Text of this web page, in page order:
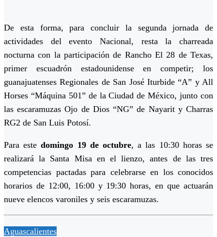
De esta forma, para concluir la segunda jornada de
actividades del evento Nacional, resta la charreada
nocturna con la participación de Rancho El 28 de Texas,
primer escuadrón estadounidense en competir; los
guanajuatenses Regionales de San José Iturbide “A” y All
Horses “Máquina 501” de la Ciudad de México, junto con
las escaramuzas Ojo de Dios “NG” de Nayarit y Charras
RG2 de San Luis Potosí.
Para estedomingo 19 de octubre, a las 10:30 horas se
realizará la Santa Misa en el lienzo, antes de las tres
competencias pactadas para celebrarse en los conocidos
horarios de 12:00, 16:00 y 19:30 horas, en que actuarán
nueve elencos varoniles y seis escaramuzas.
Aguascalientes